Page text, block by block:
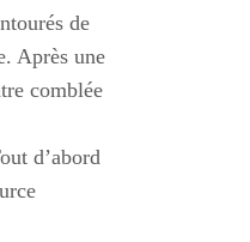
de
Après une
comblée
d’abord